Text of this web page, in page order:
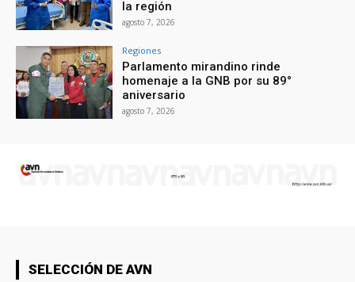
la región
agosto 7, 2026
Regiones
Parlamento mirandino rinde
homenaje a la GNB por su 89°
aniversario
agosto 7, 2026
SELECCIÓN DE AVN